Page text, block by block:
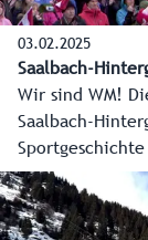
03.02.2025
Saalbach-
Wir sind WM!
Saalbach-